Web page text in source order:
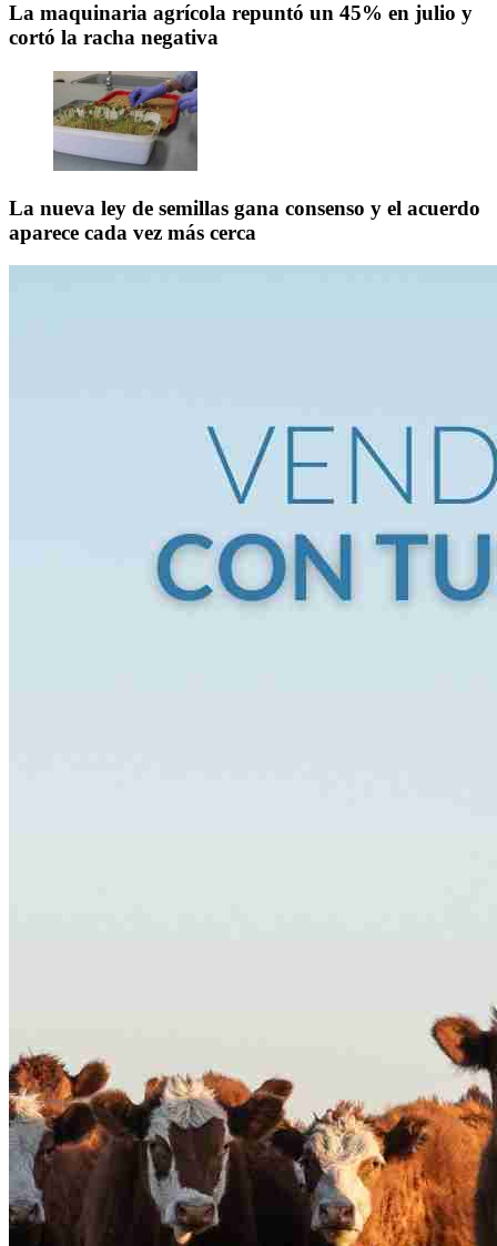
La maquinaria agrícola repuntó un 45% en julio y
cortó la racha negativa
La nueva ley de semillas gana consenso y el acuerdo
aparece cada vez más cerca